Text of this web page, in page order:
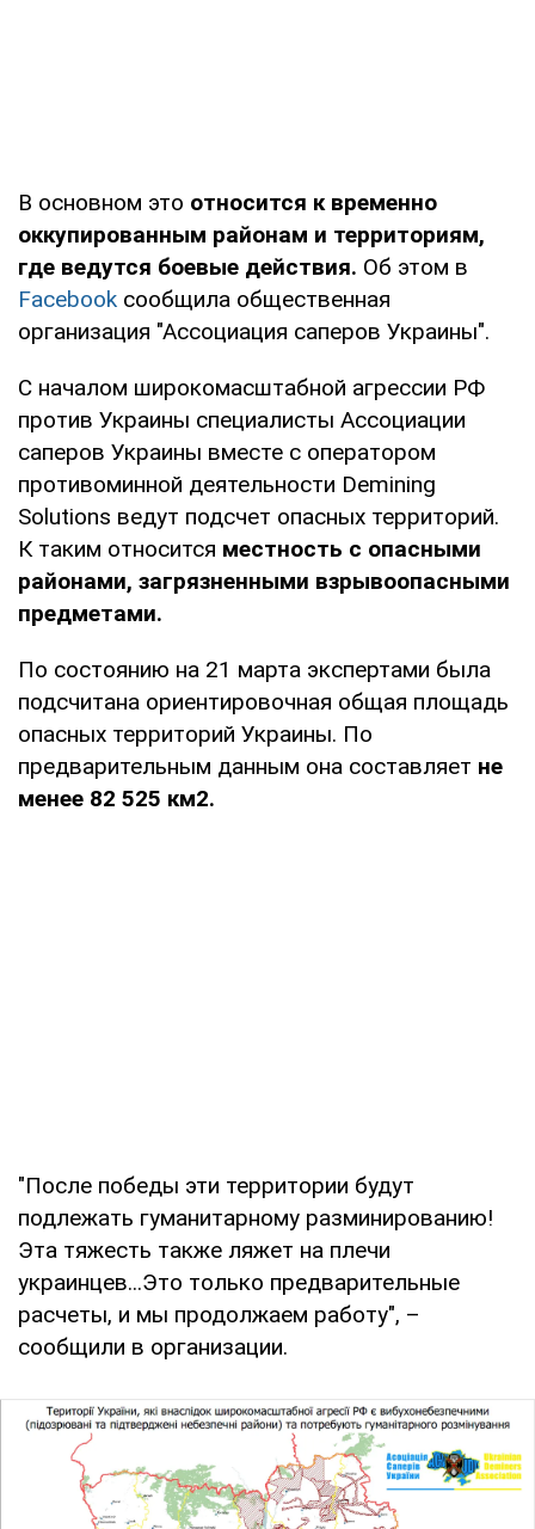
В основном это относится к временно
оккупированным районам и территориям,
где ведутся боевые действия. Об этом в
Facebook сообщила общественная
организация "Ассоциация саперов Украины".
С началом широкомасштабной агрессии РФ
против Украины специалисты Ассоциации
саперов Украины вместе с оператором
противоминной деятельности Demining
Solutions ведут подсчет опасных территорий.
К таким относится местность с опасными
районами, загрязненными взрывоопасными
предметами.
По состоянию на 21 марта экспертами была
подсчитана ориентировочная общая площадь
опасных территорий Украины. По
предварительным данным она составляет не
менее 82 525 км2.
"После победы эти территории будут
подлежать гуманитарному разминированию!
Эта тяжесть также ляжет на плечи
украинцев...Это только предварительные
расчеты, и мы продолжаем работу", –
сообщили в организации.